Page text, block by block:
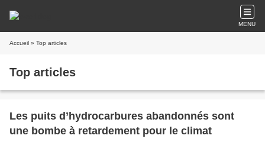
MENU
Accueil » Top articles
Top articles
Les puits d’hydrocarbures abandonnés sont
une bombe à retardement pour le climat